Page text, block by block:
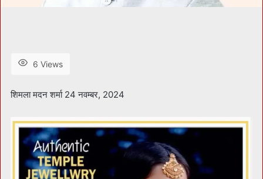
6 Views
शिमला मदन शर्मा 24 नवम्बर, 2024